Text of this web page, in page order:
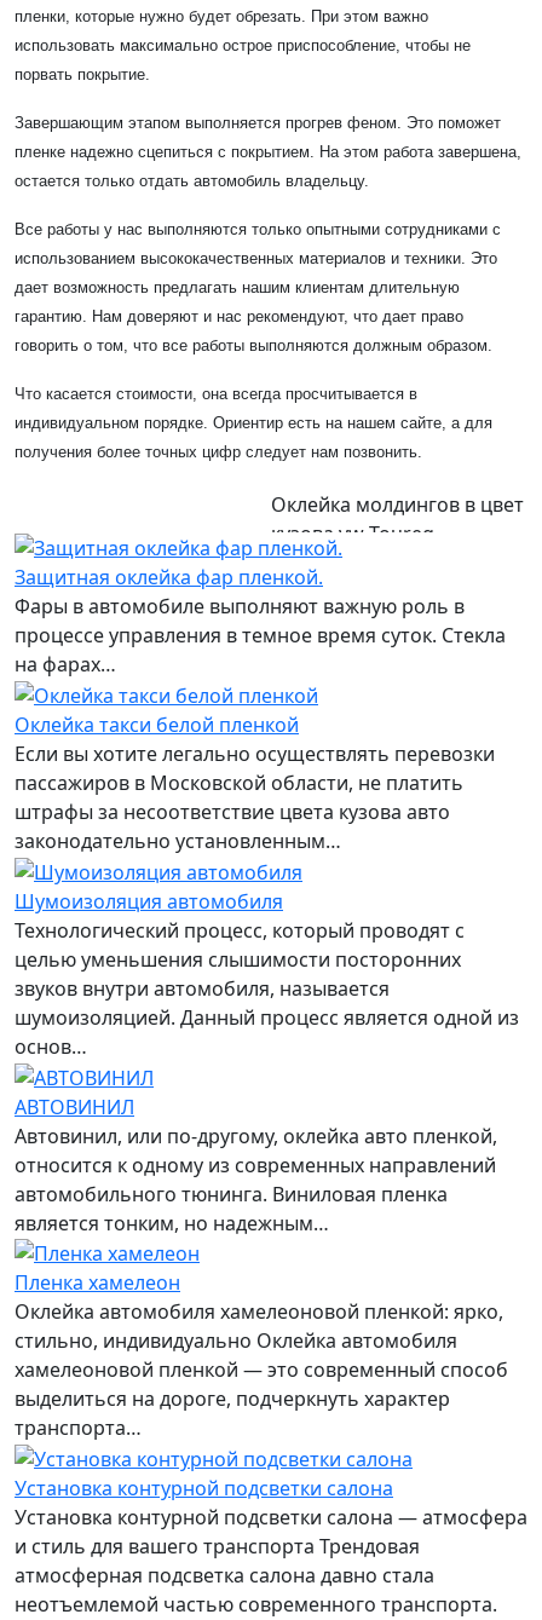
пленки, которые нужно будет обрезать. При этом важно
использовать максимально острое приспособление, чтобы не
порвать покрытие.
Завершающим этапом выполняется прогрев феном. Это поможет
пленке надежно сцепиться с покрытием. На этом работа завершена,
остается только отдать автомобиль владельцу.
Все работы у нас выполняются только опытными сотрудниками с
использованием высококачественных материалов и техники. Это
дает возможность предлагать нашим клиентам длительную
гарантию. Нам доверяют и нас рекомендуют, что дает право
говорить о том, что все работы выполняются должным образом.
Что касается стоимости, она всегда просчитывается в
индивидуальном порядке. Ориентир есть на нашем сайте, а для
получения более точных цифр следует нам позвонить.
Оклейка молдингов в цвет
кузова vw Toureg
Защитная оклейка фар пленкой.
Фары в автомобиле выполняют важную роль в
процессе управления в темное время суток. Стекла
на фарах…
Оклейка такси белой пленкой
Если вы хотите легально осуществлять перевозки
пассажиров в Московской области, не платить
штрафы за несоответствие цвета кузова авто
законодательно установленным…
Шумоизоляция автомобиля
Технологический процесс, который проводят с
целью уменьшения слышимости посторонних
звуков внутри автомобиля, называется
шумоизоляцией. Данный процесс является одной из
основ…
АВТОВИНИЛ
Автовинил, или по-другому, оклейка авто пленкой,
относится к одному из современных направлений
автомобильного тюнинга. Виниловая пленка
является тонким, но надежным…
Пленка хамелеон
Оклейка автомобиля хамелеоновой пленкой: ярко,
стильно, индивидуально Оклейка автомобиля
хамелеоновой пленкой — это современный способ
выделиться на дороге, подчеркнуть характер
транспорта…
Установка контурной подсветки салона
Установка контурной подсветки салона — атмосфера
и стиль для вашего транспорта Трендовая
атмосферная подсветка салона давно стала
неотъемлемой частью современного транспорта.